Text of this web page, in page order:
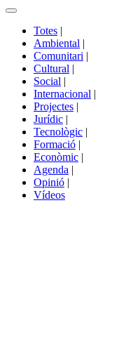
Commutador
portals
Totes |
Ambiental |
Comunitari |
Cultural |
Social |
Internacional |
Projectes |
Jurídic |
Tecnològic |
Formació |
Econòmic |
Agenda |
Opinió |
Vídeos